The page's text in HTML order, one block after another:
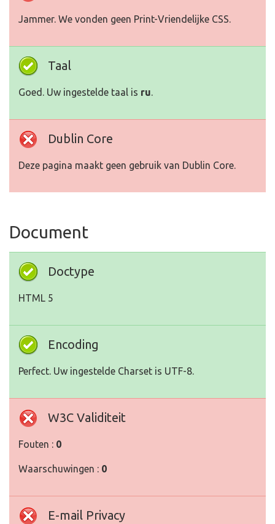
Jammer. We vonden geen Print-Vriendelijke CSS.
Taal
Goed. Uw ingestelde taal is ru.
Dublin Core
Deze pagina maakt geen gebruik van Dublin Core.
Document
Doctype
HTML 5
Encoding
Perfect. Uw ingestelde Charset is UTF-8.
W3C Validiteit
Fouten : 0
Waarschuwingen : 0
E-mail Privacy